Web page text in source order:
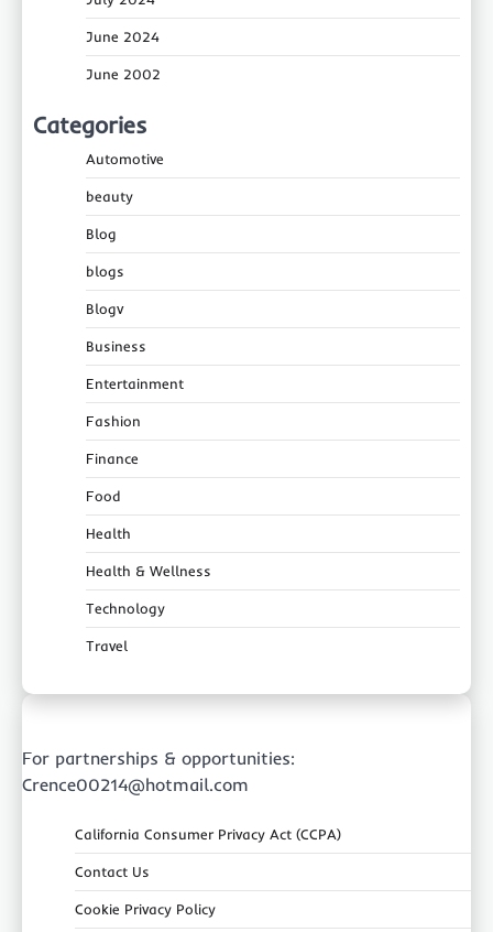
June 2024
June 2002
Categories
Automotive
beauty
Blog
blogs
Blogv
Business
Entertainment
Fashion
Finance
Food
Health
Health & Wellness
Technology
Travel
For partnerships & opportunities:
Crence00214@hotmail.com
California Consumer Privacy Act (CCPA)
Contact Us
Cookie Privacy Policy